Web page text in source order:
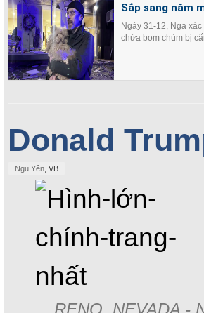
Sắp sang năm
Ngày 31-12, Nga
chứa bom chùm bị
Donald
Ngu Yên , VB
RENO, NEVADA -